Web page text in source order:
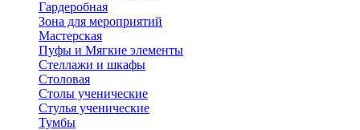
Гардеробная
Зона для мероприятий
Мастерская
Пуфы и Мягкие элементы
Стеллажи и шкафы
Столовая
Столы ученические
Стулья ученические
Тумбы